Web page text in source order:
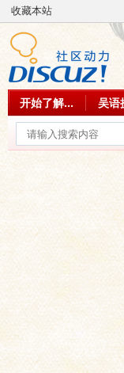
收藏本站
开始了解... 吴语